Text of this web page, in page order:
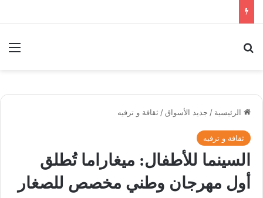
الرئيسية / جديد الأسواق/ ثقافة و ترفيه
ثقافة و ترفيه
السينما للأطفال: ميغاراما تُطلق
أول مهرجان وطني مخصص للصغار